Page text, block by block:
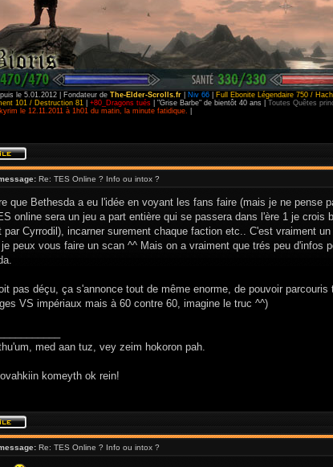
le 5.01.2012 | Fondateur de The-Elder-Scrolls.fr Niv 66
Full Ebonite Légendaire 750 /
101 / Destruction 81
+80_Dragons tués | "Grise Barbe" de bientôt 40 ans | Toutes Quêtes
le 12.11.2011 à 1h01 du matin, la minute fatidique.
Re: TES Online ? Info ou intox ?
que Bethesda a eu l'idée en voyant les fans faire (mais je ne
online sera un jeu a part entière qui se passera dans l'ère 1 je
par Cyrrodil), incarner surement chaque faction etc.. C'est vraiment
je peux vous faire un scan ^^ Mais on a vraiment que trés peu d'infos
pas déçu, ça s'annonce tout de même enorme, de pouvoir
VS impériaux mais à 60 contre 60, imagine le truc ^^)
med aan tuz, vey zeim hokoron pah.
komeyth ok rein!
Re: TES Online ? Info ou intox ?